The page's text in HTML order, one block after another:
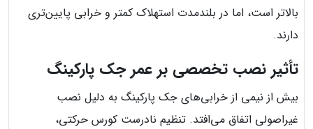
بالاتر است، اما در بلندمدت استهلاک کمتر و خرابی پایین‌تری
دارند.
تأثیر نصب تخصصی بر عمر جک پارکینگ
بیش از نیمی از خرابی‌های جک پارکینگ به دلیل نصب
غیراصولی اتفاق می‌افتد. تنظیم نادرست کورس حرکتی،